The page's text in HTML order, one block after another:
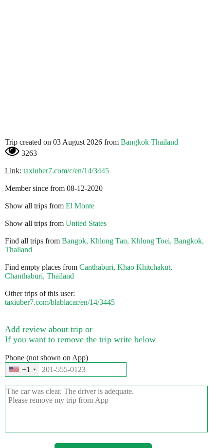
Trip created on 03 August 2026 from Bangkok Thailand
3263
Link: taxiuber7.com/c/en/14/3445
Member since from 08-12-2020
Show all trips from El Monte
Show all trips from United States
Find all trips from Bangok, Khlong Tan, Khlong Toei, Bangkok,
Thailand
Find empty places from Canthaburi, Khao Khitchakut,
Chanthaburi, Thailand
Other trips of this user:
taxiuber7.com/blablacar/en/14/3445
Add review about trip or
If you want to remove the trip write below
Phone (not shown on App)
+1